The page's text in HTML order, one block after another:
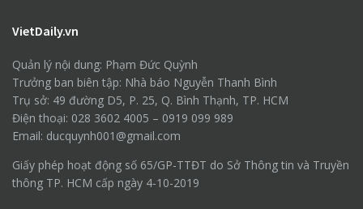
VietDaily.vn
Quản lý nội dung: Phạm Đức Quỳnh
Trưởng ban biên tập: Nhà báo Nguyễn Thanh Bình
Trụ sở: 49 đường D5, P. 25, Q. Bình Thạnh, TP. HCM
Điện thoại: 028 3602 4005 – 0919 099 989
Email: ducquynh001@gmail.com
Giấy phép hoạt động số 65/GP-TTĐT do Sở Thông tin và Truyền
thông TP. HCM cấp ngày 4-10-2019